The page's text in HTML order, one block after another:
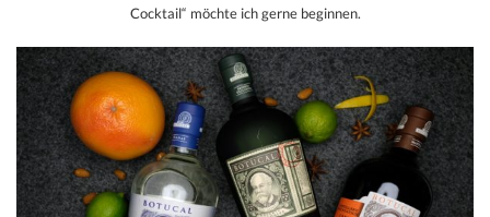
Cocktail“ möchte ich gerne beginnen.